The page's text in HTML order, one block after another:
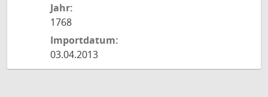
Jahr:
1768
Importdatum:
03.04.2013